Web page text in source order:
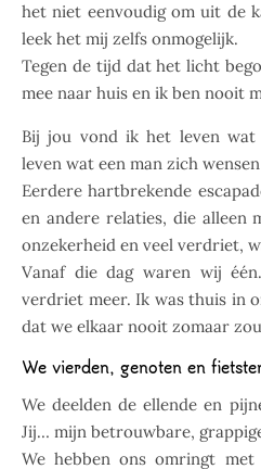
het niet eenvoudig om uit de
leek het mij zelfs onmogelijk.
Tegen de tijd dat het licht
mee naar huis en ik ben nooit
Bij jou vond ik het leven wat
leven wat een man zich
Eerdere hartbrekende
en andere relaties, die alleen
onzekerheid en veel verdriet,
Vanaf die dag waren wij
verdriet meer. Ik was thuis in
dat we elkaar nooit zomaar
We vierden, genoten en
We deelden de ellende en
Jij… mijn betrouwbare,
We hebben ons omringt